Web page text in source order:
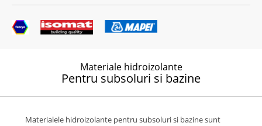
Materiale hidroizolante
Pentru subsoluri si bazine
Materialele hidroizolante pentru subsoluri si bazine sunt